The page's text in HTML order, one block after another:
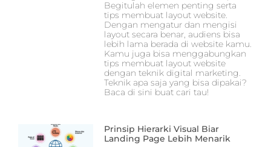
Begitulah elemen penting serta
tips membuat layout website.
Dengan mengatur dan mengisi
layout secara benar, audiens bisa
lebih lama berada di website kamu.
Kamu juga bisa menggabungkan
tips membuat layout website
dengan teknik digital marketing.
Teknik apa saja yang bisa dipakai?
Baca di sini buat cari tau!
Prinsip Hierarki Visual Biar
Landing Page Lebih Menarik